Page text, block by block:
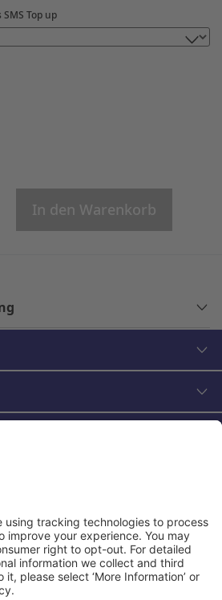
Top up
In den Warenkorb
Kontakt